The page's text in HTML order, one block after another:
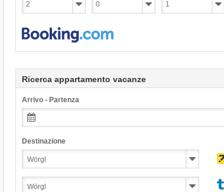
Ricerca appartamento vacanze
Arrivo - Partenza
Destinazione